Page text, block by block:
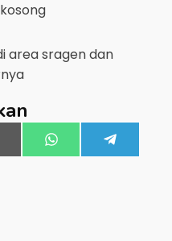
areasragendan
Share
on
WhatsApp
on